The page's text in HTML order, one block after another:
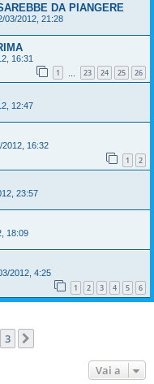
DA PIANGERE
03/2012, 21:28
16:31
1 23 24 25 26
12:47
2012, 16:32
1 2
23:57
18:09
2012, 4:25
1 2 3 4 5 6
3
Vai a